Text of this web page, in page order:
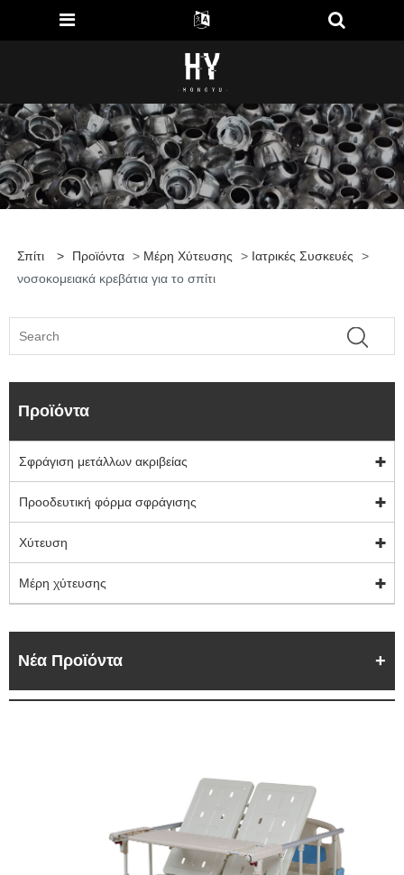
Σπίτι > Προϊόντα > Μέρη Χύτευσης > Ιατρικές Συσκευές
>
νοσοκομειακά κρεβάτια για το σπίτι
Προϊόντα
Σφράγιση μετάλλων ακριβείας
Προοδευτική φόρμα σφράγισης
Χύτευση
Μέρη χύτευσης
Νέα Προϊόντα